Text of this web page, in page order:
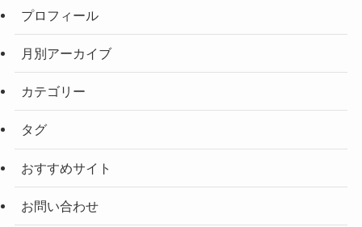
プロフィール
月別アーカイブ
カテゴリー
タグ
おすすめサイト
お問い合わせ